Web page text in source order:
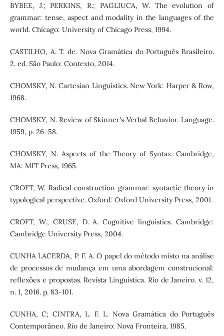
BYBEE, J.; PERKINS, R.; PAGLIUCA, W. The evolution of
grammar: tense, aspect and modality in the languages of the
world. Chicago: University of Chicago Press, 1994.
CASTILHO, A. T. de. Nova Gramática do Português Brasileiro.
2. ed. São Paulo: Contexto, 2014.
CHOMSKY, N. Cartesian Linguistics. New York: Harper & Row,
1968.
CHOMSKY, N. Review of Skinner's Verbal Behavior. Language.
1959, p. 26–58.
CHOMSKY, N. Aspects of the Theory of Syntax. Cambridge,
MA: MIT Press, 1965.
CROFT, W. Radical construction grammar: syntactic theory in
typological perspective. Oxford: Oxford University Press, 2001.
CROFT, W.; CRUSE, D. A. Cognitive linguistics. Cambridge:
Cambridge University Press, 2004.
CUNHA LACERDA, P. F. A. O papel do método misto na análise
de processos de mudança em uma abordagem construcional:
reflexões e propostas. Revista Linguística. Rio de Janeiro. v. 12,
n. 1, 2016. p. 83-101.
CUNHA, C; CINTRA, L. F. L. Nova Gramática do Português
Contemporâneo. Rio de Janeiro: Nova Fronteira, 1985.